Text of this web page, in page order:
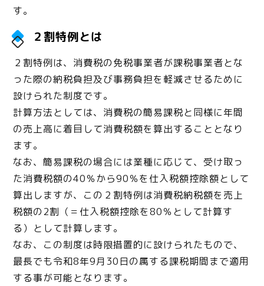
す。
２割特例とは
２割特例は、消費税の免税事業者が課税事業者とな
った際の納税負担及び事務負担を軽減させるために
設けられた制度です。
計算方法としては、消費税の簡易課税と同様に年間
の売上高に着目して消費税額を算出することとなり
ます。
なお、簡易課税の場合には業種に応じて、受け取っ
た消費税額の40％から90％を仕入税額控除額として
算出しますが、この２割特例は消費税納税額を売上
税額の2割（＝仕入税額控除を80％として計算す
る）として計算します。
なお、この制度は時限措置的に設けられたもので、
最長でも令和8年9月30日の属する課税期間まで適用
する事が可能となります。